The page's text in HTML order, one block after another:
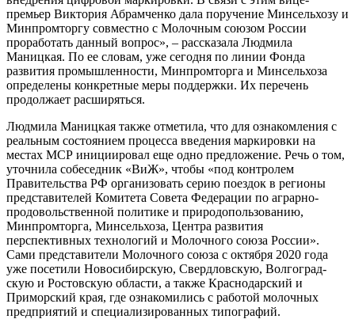
премьер Виктория Абрамчен­ко дала поручение Минсельхозу и
Минпромторгу совместно с Молоч­ным союзом России
проработать дан­ный вопрос», – рассказала Людмила
Маницкая. По ее словам, уже сегодня по линии Фонда
развития промыш­ленности, Минпромторга и Минсель­хоза
определены конкретные меры поддержки. Их перечень
продолжает расширяться.
Людмила Маницкая также отмети­ла, что для ознакомления с
реальным состоянием процесса введения мар­кировки на
местах МСР инициировал еще одно предложение. Речь о том,
уточнила собеседник «ВиЖ», чтобы «под контролем
Правительства РФ ор­ганизовать серию поездок в регионы
представителей Комитета Совета Фе­дерации по аграрно-
продовольствен­ной политике и природопользованию,
Минпромторга, Минсельхоза, Центра развития
перспективных технологий и Молочного союза России».
Сами представители Молочного союза с ок­тября 2020 года
уже посетили Новоси­бирскую, Свердловскую, Волгоград­
скую и Ростовскую области, а также Краснодарский и
Приморский края, где ознакомились с работой молочных
предприятий и специализированных типографий.